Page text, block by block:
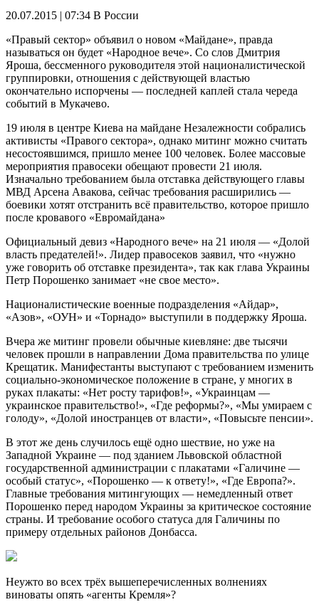
20.07.2015 | 07:34 В России
«Правый сектор» объявил о новом «Майдане», правда
называться он будет «Народное вече». Со слов Дмитрия
Яроша, бессменного руководителя этой националистической
группировки, отношения с действующей властью
окончательно испорчены — последней каплей стала череда
событий в Мукачево.
19 июля в центре Киева на майдане Незалежности собрались
активисты «Правого сектора», однако митинг можно считать
несостоявшимся, пришло менее 100 человек. Более массовые
мероприятия правосеки обещают провести 21 июля.
Изначально требованием была отставка действующего главы
МВД Арсена Авакова, сейчас требования расширились —
боевики хотят отстранить всё правительство, которое пришло
после кровавого «Евромайдана»
Официальный девиз «Народного вече» на 21 июля — «Долой
власть предателей!». Лидер правосеков заявил, что «нужно
уже говорить об отставке президента», так как глава Украины
Петр Порошенко занимает «не свое место».
Националистические военные подразделения «Айдар»,
«Азов», «ОУН» и «Торнадо» выступили в поддержку Яроша.
Вчера же митинг провели обычные киевляне: две тысячи
человек прошли в направлении Дома правительства по улице
Крещатик. Манифестанты выступают с требованием изменить
социально-экономическое положение в стране, у многих в
руках плакаты: «Нет росту тарифов!», «Украинцам —
украинское правительство!», «Где реформы?», «Мы умираем с
голоду», «Долой иностранцев от власти», «Повысьте пенсии».
В этот же день случилось ещё одно шествие, но уже на
Западной Украине — под зданием Львовской областной
государственной администрации с плакатами «Галичине —
особый статус», «Порошенко — к ответу!», «Где Европа?».
Главные требования митингующих — немедленный ответ
Порошенко перед народом Украины за критическое состояние
страны. И требование особого статуса для Галичины по
примеру отдельных районов Донбасса.
Неужто во всех трёх вышеперечисленных волнениях
виноваты опять «агенты Кремля»?